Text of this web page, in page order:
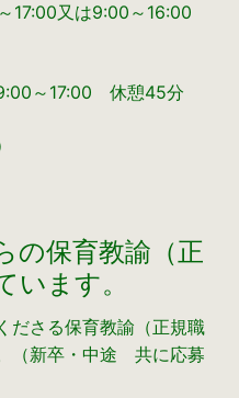
17:00又は9:00～16:00
～17:00 休憩45分
の保育教諭（正
います。
ださる保育教諭（正規職
（新卒・中途 共に応募